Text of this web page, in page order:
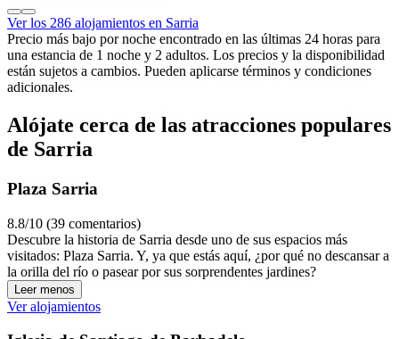
Ver los 286 alojamientos en Sarria
Precio más bajo por noche encontrado en las últimas 24 horas para
una estancia de 1 noche y 2 adultos. Los precios y la disponibilidad
están sujetos a cambios. Pueden aplicarse términos y condiciones
adicionales.
Alójate cerca de las atracciones populares
de Sarria
Plaza Sarria
8.8/10 (39 comentarios)
Descubre la historia de Sarria desde uno de sus espacios más
visitados: Plaza Sarria. Y, ya que estás aquí, ¿por qué no descansar a
la orilla del río o pasear por sus sorprendentes jardines?
Leer menos
Ver alojamientos